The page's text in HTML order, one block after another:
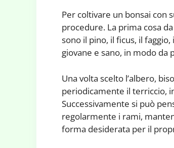
Per coltivare un bonsai con
procedure. La prima cosa
sono il pino, il ficus, il
giovane e sano, in modo da
Una volta scelto l’albero,
periodicamente il terriccio,
Successivamente si può
regolarmente i rami,
forma desiderata per il